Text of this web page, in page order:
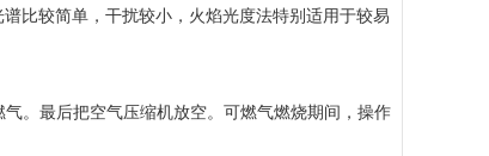
比较简单，干扰较小，火焰光度法特别适用于较易
。最后把空气压缩机放空。可燃气燃烧期间，操作